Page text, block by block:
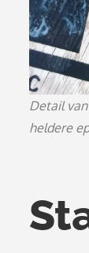
Detail
heldere